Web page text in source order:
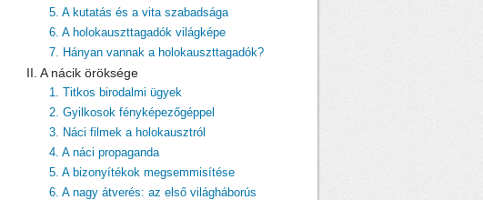
5. A kutatás és a vita szabadsága
6. A holokauszttagadók világképe
7. Hányan vannak a holokauszttagadók?
II. A nácik öröksége
1. Titkos birodalmi ügyek
2. Gyilkosok fényképezőgéppel
3. Náci filmek a holokausztról
4. A náci propaganda
5. A bizonyítékok megsemmisítése
6. A nagy átverés: az első világháborús